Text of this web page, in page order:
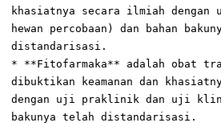
khasiatnya secara ilmiah
hewan percobaan) dan bahan
distandarisasi.
* **Fitofarmaka** adalah obat
dibuktikan keamanan dan
dengan uji praklinik dan uji
bakunya telah distandarisasi.